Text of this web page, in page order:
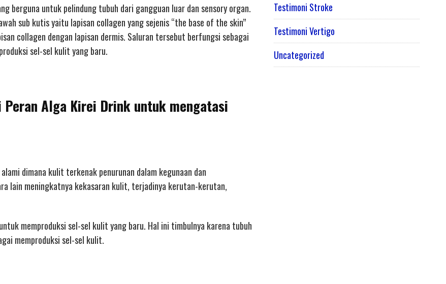
berguna untuk pelindung tubuh dari gangguan luar dan sensory organ.
sub kutis yaitu lapisan collagen yang sejenis “the base of the skin”
collagen dengan lapisan dermis. Saluran tersebut berfungsi sebagai
sel-sel kulit yang baru.
Alga Kirei Drink untuk mengatasi
dimana kulit terkenak penurunan dalam kegunaan dan
lain meningkatnya kekasaran kulit, terjadinya kerutan-kerutan,
memproduksi sel-sel kulit yang baru. Hal ini timbulnya karena tubuh
memproduksi sel-sel kulit.
Testimoni Stroke
Testimoni Vertigo
Uncategorized